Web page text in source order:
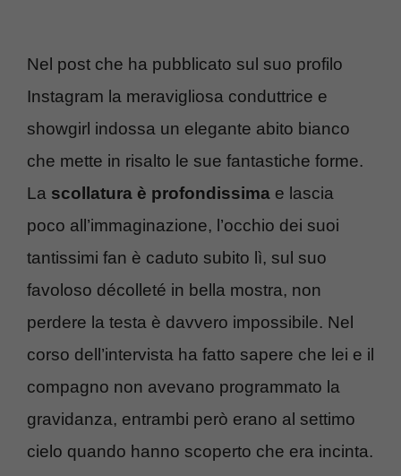
Nel post che ha pubblicato sul suo profilo
Instagram la meravigliosa conduttrice e
showgirl indossa un elegante abito bianco
che mette in risalto le sue fantastiche forme.
La scollatura è profondissima e lascia
poco all’immaginazione, l’occhio dei suoi
tantissimi fan è caduto subito lì, sul suo
favoloso décolleté in bella mostra, non
perdere la testa è davvero impossibile. Nel
corso dell’intervista ha fatto sapere che lei e il
compagno non avevano programmato la
gravidanza, entrambi però erano al settimo
cielo quando hanno scoperto che era incinta.